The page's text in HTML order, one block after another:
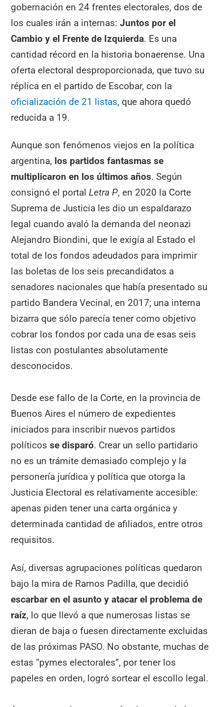
gobernación en 24 frentes electorales, dos de
los cuales irán a internas:Juntos por el
Cambio y el Frente de Izquierda. Es una
cantidad récord en la historia bonaerense. Una
oferta electoral desproporcionada, que tuvo su
réplica en el partido de Escobar, con la
oficialización de 21 listas, que ahora quedó
reducida a 19.
Aunque son fenómenos viejos en la política
argentina, los partidos fantasmas se
multiplicaron en los últimos años. Según
consignó el portalLetra P, en 2020 la Corte
Suprema de Justicia les dio un espaldarazo
legal cuando avaló la demanda del neonazi
Alejandro Biondini, que le exigía al Estado el
total de los fondos adeudados para imprimir
las boletas de los seis precandidatos a
senadores nacionales que había presentado su
partido Bandera Vecinal, en 2017; una interna
bizarra que sólo parecía tener como objetivo
cobrar los fondos por cada una de esas seis
listas con postulantes absolutamente
desconocidos.
Desde ese fallo de la Corte, en la provincia de
Buenos Aires el número de expedientes
iniciados para inscribir nuevos partidos
políticosse disparó. Crear un sello partidario
no es un trámite demasiado complejo y la
personería jurídica y política que otorga la
Justicia Electoral es relativamente accesible:
apenas piden tener una carta orgánica y
determinada cantidad de afiliados, entre otros
requisitos.
Así, diversas agrupaciones políticas quedaron
bajo la mira de Ramos Padilla, que decidió
escarbar en el asunto y atacar el problema de
raíz, lo que llevó a que numerosas listas se
dieran de baja o fuesen directamente excluidas
de las próximas PASO. No obstante, muchas de
estas “pymes electorales”, por tener los
papeles en orden, logró sortear el escollo legal.